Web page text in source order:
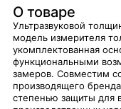
О товаре
Ультразвуковой
модель измерителя
укомплектованная
функциональными
замеров. Совместим
производящего
степенью защиты для